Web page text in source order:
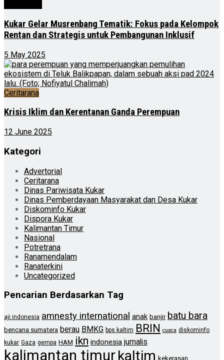
Kukar Gelar Musrenbang Tematik: Fokus pada Kelompok
Rentan dan Strategis untuk Pembangunan Inklusif
5 May 2025
Ceritarana
Krisis Iklim dan Kerentanan Ganda Perempuan
12 June 2025
Kategori
Advertorial
Ceritarana
Dinas Pariwisata Kukar
Dinas Pemberdayaan Masyarakat dan Desa Kukar
Diskominfo Kukar
Dispora Kukar
Kalimantan Timur
Nasional
Potretrana
Ranamendalam
Ranaterkini
Uncategorized
Pencarian Berdasarkan Tag
aji indonesia amnesty international anak banjir batu bara
bencana sumatera berau BMKG bps kaltim BRIN cuaca diskominfo
kukar Gaza gempa HAM ikn indonesia jurnalis
kalimantan timurkaltim kekerasan